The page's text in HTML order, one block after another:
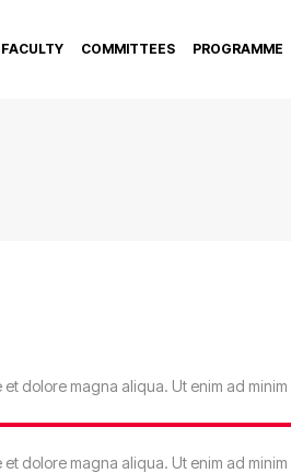
COMMITTEES PROGRAMME
dolore magna aliqua. Ut enim ad
dolore magna aliqua. Ut enim ad